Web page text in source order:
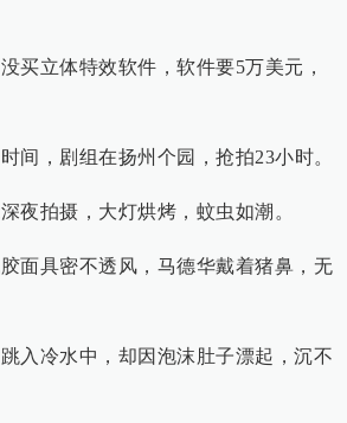
买立体特效软件，软件要5万美元，
间，剧组在扬州个园，抢拍23小时。
夜拍摄，大灯烘烤，蚊虫如潮。
面具密不透风，马德华戴着猪鼻，无
入冷水中，却因泡沫肚子漂起，沉不